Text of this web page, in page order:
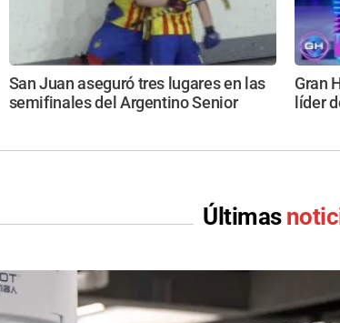
San Juan aseguró tres lugares en las
semifinales del Argentino Senior
Gran
líder
Últimas